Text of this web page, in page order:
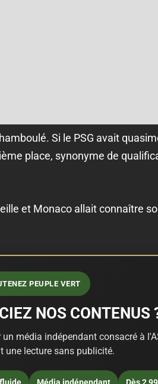
Si le PSG avait
place, synonyme de
et Monaco allait connaître
PEUPLE VERT
NOS CONTENUS
média indépendant consacré à
une lecture sans publicité.
Média indépendant Dès